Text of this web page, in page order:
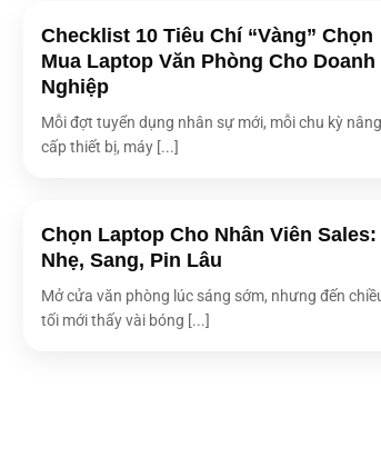
Cổng giao tiếp
1x USB 4.0 Gen 3 Type-C,
3.5mm Combo Audio Jack
Bàn phím laptop
FHD IR, có nắp che vật lý
Trọng lượng 1.2 kg
Dung lượng Ổ cứng 1TB
Checklist 10 Tiêu Chí “Vàng” Chọn
Mua Laptop Văn Phòng Cho Doanh
Nghiệp
Mỗi đợt tuyển dụng nhân sự mới, mỗi chu kỳ nâng
cấp thiết bị, máy [...]
Chọn Laptop Cho Nhân Viên Sales:
Nhẹ, Sang, Pin Lâu
Mở cửa văn phòng lúc sáng sớm, nhưng đến
tối mới thấy vài bóng [...]